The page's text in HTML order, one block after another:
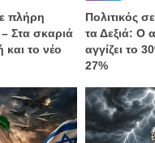
πλήρη
Στα σκαριά
και το νέο
Πολιτικός
τα Δεξιά: Ο
αγγίζει το
27%